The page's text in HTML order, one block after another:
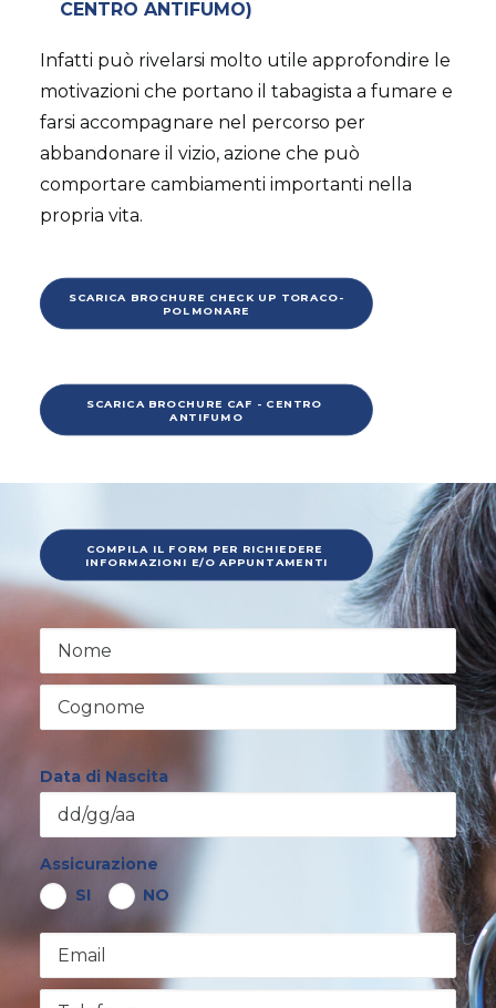
CENTRO ANTIFUMO)
Infatti può rivelarsi molto utile approfondire le
motivazioni che portano il tabagista a fumare e
farsi accompagnare nel percorso per
abbandonare il vizio, azione che può
comportare cambiamenti importanti nella
propria vita.
SCARICA BROCHURE CHECK UP TORACO-
POLMONARE
SCARICA BROCHURE CAF - CENTRO
ANTIFUMO
COMPILA IL FORM PER RICHIEDERE
INFORMAZIONI E/O APPUNTAMENTI
Data di Nascita
Assicurazione
SI
NO